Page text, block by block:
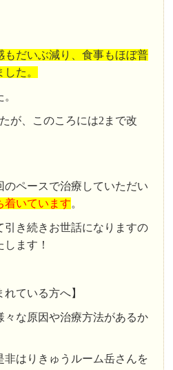
もだいぶ減り、食事もほぼ普
た。
が、このころには2まで改
のペースで治療していただい
着いています。
引き続きお世話になりますの
ます！
れている方へ】
々な原因や治療方法があるか
はりきゅうルーム岳さんを